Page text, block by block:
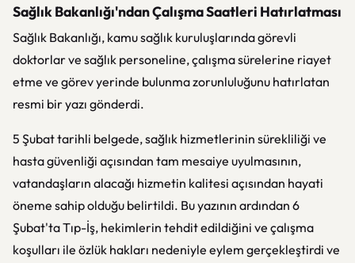
Sağlık Bakanlığı'ndan Çalışma Saatleri Hatırlatması
Sağlık Bakanlığı, kamu sağlık kuruluşlarında görevli
doktorlar ve sağlık personeline, çalışma sürelerine riayet
etme ve görev yerinde bulunma zorunluluğunu hatırlatan
resmi bir yazı gönderdi.
5 Şubat tarihli belgede, sağlık hizmetlerinin sürekliliği ve
hasta güvenliği açısından tam mesaiye uyulmasının,
vatandaşların alacağı hizmetin kalitesi açısından hayati
öneme sahip olduğu belirtildi. Bu yazının ardından 6
Şubat'ta Tıp-İş, hekimlerin tehdit edildiğini ve çalışma
koşulları ile özlük hakları nedeniyle eylem gerçekleştirdi ve